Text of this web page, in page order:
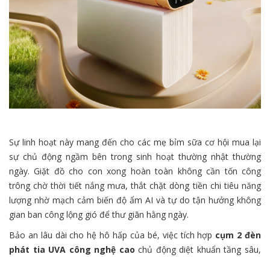
Sự linh hoạt này mang đến cho các mẹ bỉm sữa cơ hội mua lại
sự chủ động ngầm bên trong sinh hoạt thường nhật thường
ngày. Giặt đồ cho con xong hoàn toàn không cần tốn công
trông chờ thời tiết nắng mưa, thắt chặt dòng tiền chi tiêu năng
lượng nhờ mạch cảm biến độ ẩm AI và tự do tận hưởng không
gian ban công lộng gió để thư giãn hằng ngày.
Bảo an lâu dài cho hệ hô hấp của bé, việc tích hợp cụm 2 đèn
phát tia UVA công nghệ cao chủ động diệt khuẩn tầng sâu,